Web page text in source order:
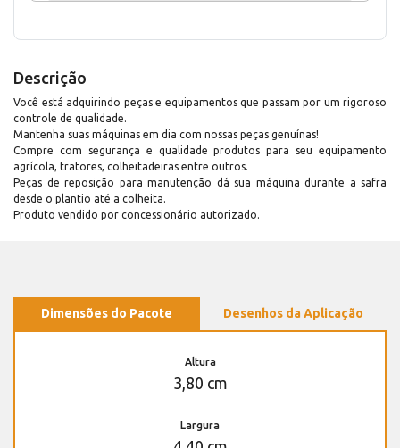
Descrição
Você está adquirindo peças e equipamentos que passam por um rigoroso
controle de qualidade.
Mantenha suas máquinas em dia com nossas peças genuínas!
Compre com segurança e qualidade produtos para seu equipamento
agrícola, tratores, colheitadeiras entre outros.
Peças de reposição para manutenção dá sua máquina durante a safra
desde o plantio até a colheita.
Produto vendido por concessionário autorizado.
Dimensões do Pacote Desenhos da Aplicação
Altura
3,80 cm
Largura